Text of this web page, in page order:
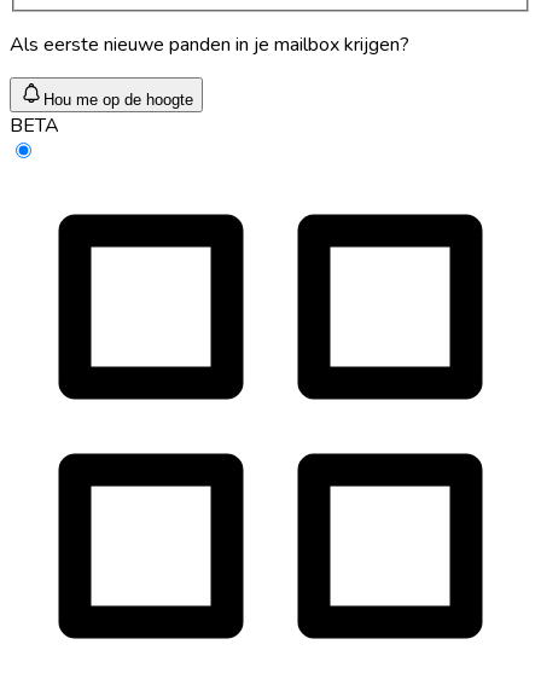
Als eerste nieuwe panden in je mailbox krijgen?
Hou me op de hoogte
BETA